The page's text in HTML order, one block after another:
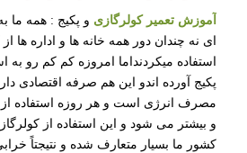
آموزش تعمیر کولرگازی و پکیج : همه ما
ای نه چندان دور همه خانه ها و اداره ها
استفاده میکردنداما امروزه کم کم رو به
پکیج آورده اندو این هم صرفه اقتصادی
مصرف انرژی است و هر روزه استفاده از
و بیشتر می شود و این استفاده از
کشور ما بسیار متعارف شده و نتیجتاً